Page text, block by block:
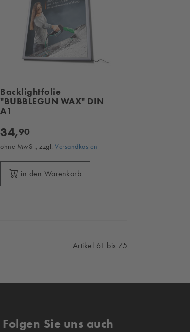
Backlightfolie
"BUBBLEGUN WAX" DIN
A1
34,90
ohne MwSt., zzgl.Versandkosten
in den Warenkorb
Artikel 61 bis 75
Folgen Sie uns auch